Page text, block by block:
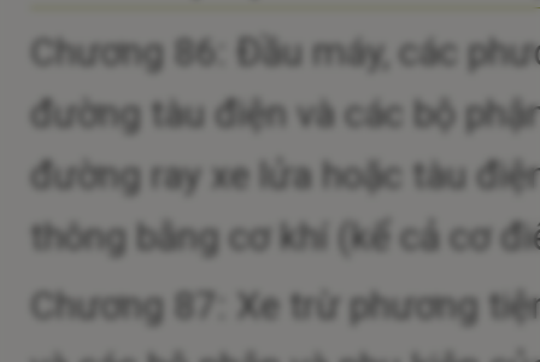
Chương 86: Đầu máy, các
đường tàu điện và các bộ
đường ray xe lửa hoặc tàu
thông bằng cơ khí (kể cả cơ
Chương 87: Xe trừ phương